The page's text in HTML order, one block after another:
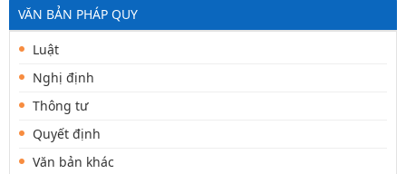
VĂN BẢN PHÁP QUY
Luật
Nghị định
Thông tư
Quyết định
Văn bản khác